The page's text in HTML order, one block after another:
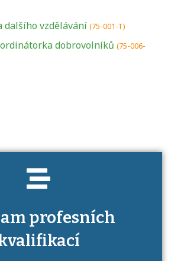
vzdělávání (75-001-T)
dobrovolníků (75-006-
profesních